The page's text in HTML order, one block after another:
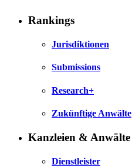
Rankings
Jurisdiktionen
Submissions
Research+
Zukünftige Anwälte
Kanzleien & Anwälte
Dienstleister